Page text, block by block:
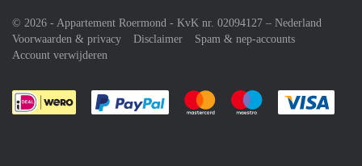
© 2026 - Appartement Roermond - KvK nr. 02094127 – Nederland
Voorwaarden & privacy
Disclaimer
Spam & nep-accounts
Account verwijderen
Je rekent gemakkelijk af met Paypal
Je rekent gemakkelijk af met
Je rekent